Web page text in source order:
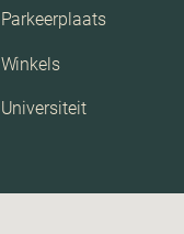
Parkeerplaats
Winkels
Universiteit